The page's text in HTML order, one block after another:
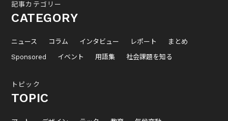
記事カテゴリー
CATEGORY
ニュース コラム インタビュー レポート
まとめ
Sponsored
イベント 用語集 社会課題を知る
トピック
TOPIC